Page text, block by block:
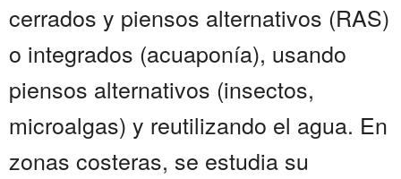
cerrados y piensos alternativos (RAS)
o integrados (acuaponía), usando
piensos alternativos (insectos,
microalgas) y reutilizando el agua. En
zonas costeras, se estudia su